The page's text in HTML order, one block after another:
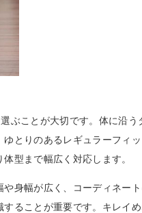
ぶことが大切です。体に沿う
とりのあるレギュラーフィ
型まで幅広く対応します。
身幅が広く、コーディネー
ることが重要です。キレイ